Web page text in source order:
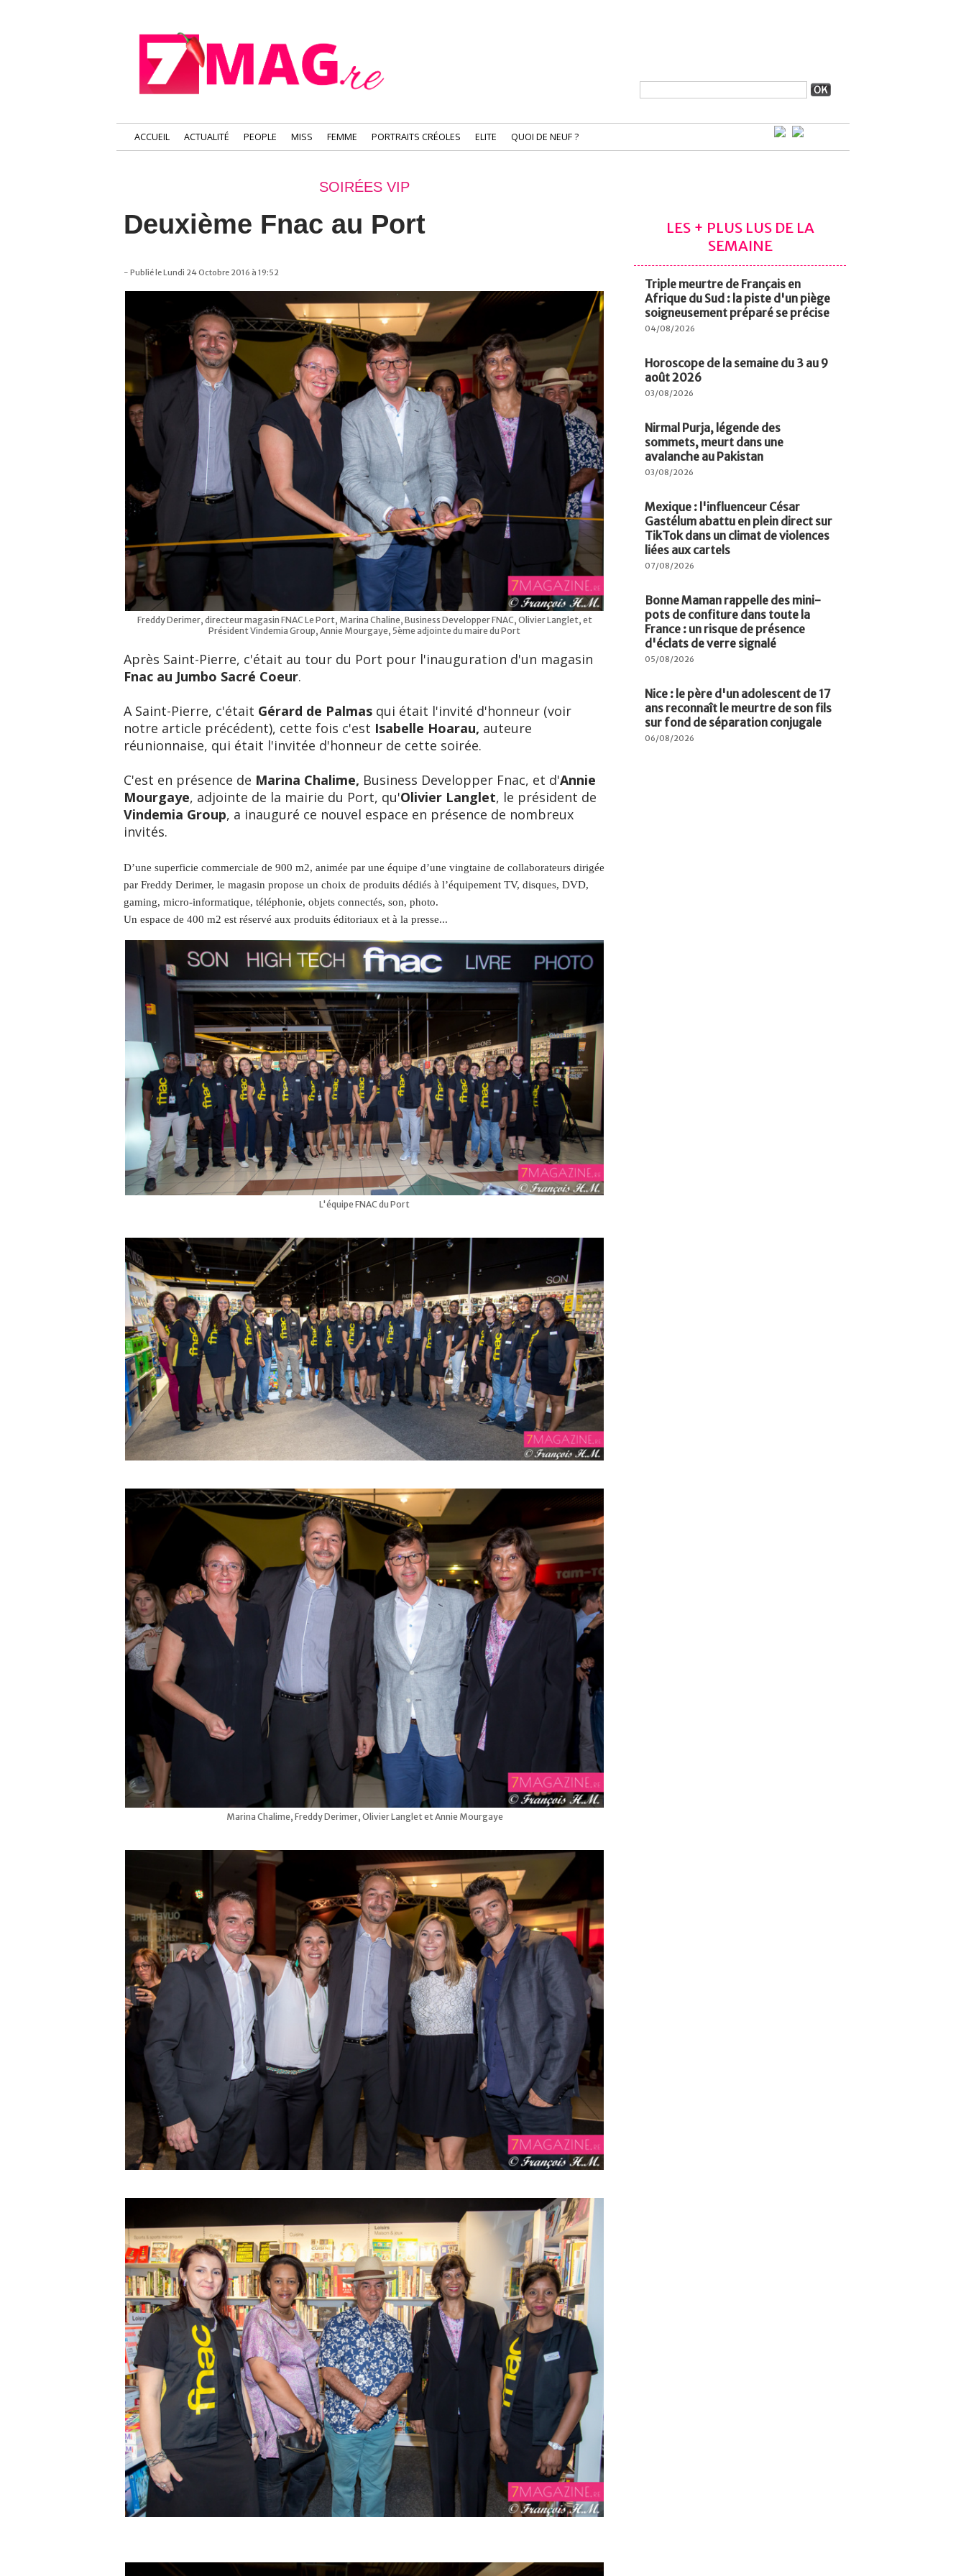
ACCUEIL ACTUALITÉ PEOPLE MISS FEMME PORTRAITS CRÉOLES ELITE QUOI DE NEUF ?
SOIRÉES VIP
Deuxième Fnac au Port
- Publié le Lundi 24 Octobre 2016 à 19:52
Freddy Derimer, directeur magasin FNAC Le Port, Marina Chaline, Business Developper FNAC, Olivier Langlet, et
Président Vindemia Group, Annie Mourgaye, 5ème adjointe du maire du Port
Après Saint-Pierre, c'était au tour du Port pour l'inauguration d'un magasin
Fnac au Jumbo Sacré Coeur.
A Saint-Pierre, c'était Gérard de Palmas qui était l'invité d'honneur (voir
notre article précédent), cette fois c'est Isabelle Hoarau, auteure
réunionnaise, qui était l'invitée d'honneur de cette soirée.
C'est en présence de Marina Chalime, Business Developper Fnac, et d'Annie
Mourgaye, adjointe de la mairie du Port, qu'Olivier Langlet, le président de
Vindemia Group, a inauguré ce nouvel espace en présence de nombreux
invités.
D’une superficie commerciale de 900 m2, animée par une équipe d’une vingtaine de collaborateurs dirigée
par Freddy Derimer, le magasin propose un choix de produits dédiés à l’équipement TV, disques, DVD,
gaming, micro-informatique, téléphonie, objets connectés, son, photo.
Un espace de 400 m2 est réservé aux produits éditoriaux et à la presse...
L'équipe FNAC du Port
Marina Chalime, Freddy Derimer, Olivier Langlet et Annie Mourgaye
LES + PLUS LUS DE LA
SEMAINE
Triple meurtre de Français en
Afrique du Sud : la piste d'un piège
soigneusement préparé se précise
04/08/2026
Horoscope de la semaine du 3 au 9
août 2026
03/08/2026
Nirmal Purja, légende des
sommets, meurt dans une
avalanche au Pakistan
03/08/2026
Mexique : l'influenceur César
Gastélum abattu en plein direct sur
TikTok dans un climat de violences
liées aux cartels
07/08/2026
Bonne Maman rappelle des mini-
pots de confiture dans toute la
France : un risque de présence
d'éclats de verre signalé
05/08/2026
Nice : le père d'un adolescent de 17
ans reconnaît le meurtre de son fils
sur fond de séparation conjugale
06/08/2026